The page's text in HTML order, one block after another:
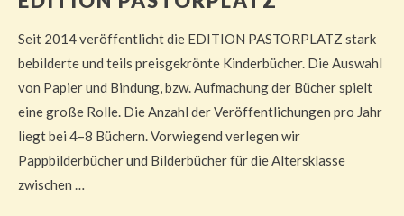
Seit 2014 veröffentlicht die EDITION PASTORPLATZ stark
bebilderte und teils preisgekrönte Kinderbücher. Die Auswahl
von Papier und Bindung, bzw. Aufmachung der Bücher spielt
eine große Rolle. Die Anzahl der Veröffentlichungen pro Jahr
liegt bei 4–8 Büchern. Vorwiegend verlegen wir
Pappbilderbücher und Bilderbücher für die Altersklasse
zwischen …